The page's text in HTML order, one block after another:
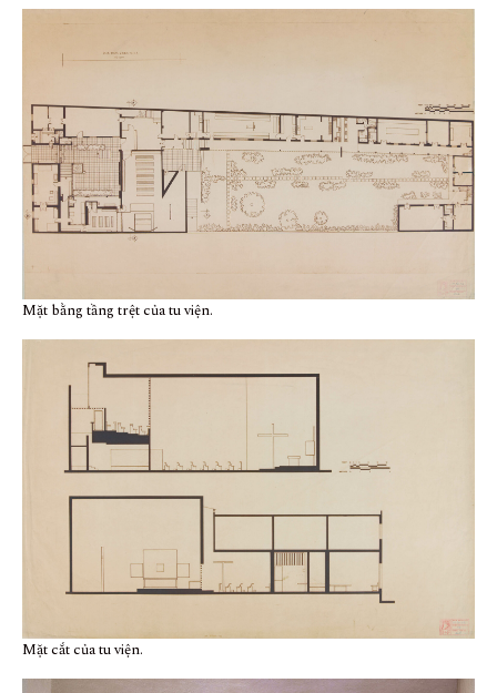
Mặt bằng tầng trệt của tu viện.
Mặt cắt của tu viện.